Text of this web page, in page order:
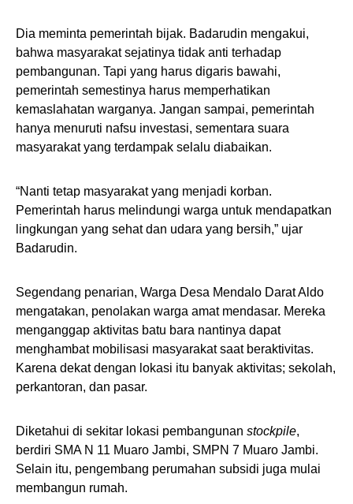
Dia meminta pemerintah bijak. Badarudin mengakui,
bahwa masyarakat sejatinya tidak anti terhadap
pembangunan. Tapi yang harus digaris bawahi,
pemerintah semestinya harus memperhatikan
kemaslahatan warganya. Jangan sampai, pemerintah
hanya menuruti nafsu investasi, sementara suara
masyarakat yang terdampak selalu diabaikan.
“Nanti tetap masyarakat yang menjadi korban.
Pemerintah harus melindungi warga untuk mendapatkan
lingkungan yang sehat dan udara yang bersih,” ujar
Badarudin.
Segendang penarian, Warga Desa Mendalo Darat Aldo
mengatakan, penolakan warga amat mendasar. Mereka
menganggap aktivitas batu bara nantinya dapat
menghambat mobilisasi masyarakat saat beraktivitas.
Karena dekat dengan lokasi itu banyak aktivitas; sekolah,
perkantoran, dan pasar.
Diketahui di sekitar lokasi pembangunan stockpile,
berdiri SMA N 11 Muaro Jambi, SMPN 7 Muaro Jambi.
Selain itu, pengembang perumahan subsidi juga mulai
membangun rumah.